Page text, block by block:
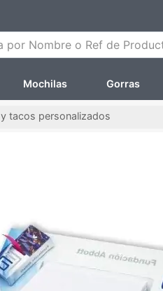
por Nombre o Ref de Producto
Mochilas Gorras
tacos personalizados